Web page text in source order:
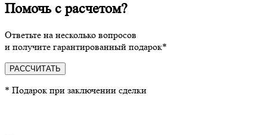
Помочь с расчетом?
Ответьте на несколько вопросов
и получите гарантированный подарок*
РАССЧИТАТЬ
* Подарок при заключении сделки